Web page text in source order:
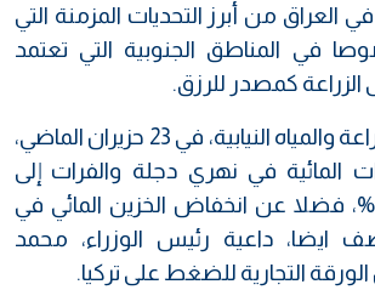
العراق من أبرز التحديات المزمنة التي
في المناطق الجنوبية التي تعتمد
كمصدر للرزق.
وكشفت لجنة الزراعة والمياه النيابية، في 23 حزيران الماضي،
المائية في نهري دجلة والفرات إلى
مستوى دون 50%، فضلا عن انخفاض الخزين المائي في
ايضا، داعية رئيس الوزراء، محمد
التجارية للضغط على تركيا.